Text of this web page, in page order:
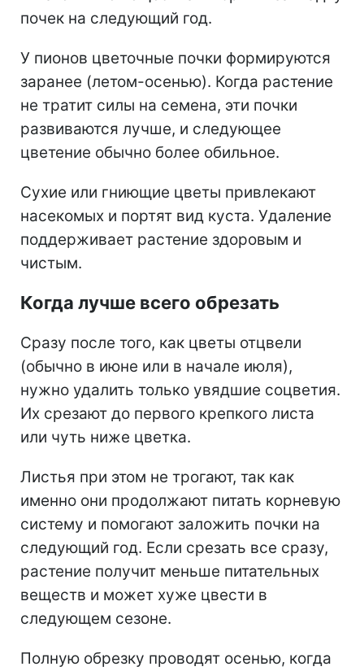
почек на следующий год.
У пионов цветочные почки формируются
заранее (летом-осенью). Когда растение
не тратит силы на семена, эти почки
развиваются лучше, и следующее
цветение обычно более обильное.
Сухие или гниющие цветы привлекают
насекомых и портят вид куста. Удаление
поддерживает растение здоровым и
чистым.
Когда лучше всего обрезать
Сразу после того, как цветы отцвели
(обычно в июне или в начале июля),
нужно удалить только увядшие соцветия.
Их срезают до первого крепкого листа
или чуть ниже цветка.
Листья при этом не трогают, так как
именно они продолжают питать корневую
систему и помогают заложить почки на
следующий год. Если срезать все сразу,
растение получит меньше питательных
веществ и может хуже цвести в
следующем сезоне.
Полную обрезку проводят осенью, когда